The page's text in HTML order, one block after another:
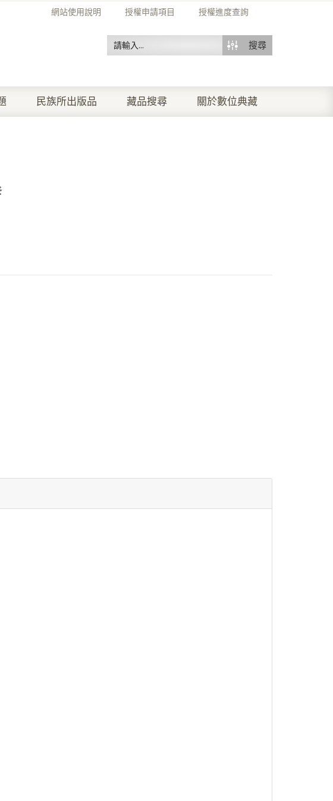
網站使用說明 授權申請項目 授權進度查詢
搜尋
民族所出版品 藏品搜尋 關於數位典藏